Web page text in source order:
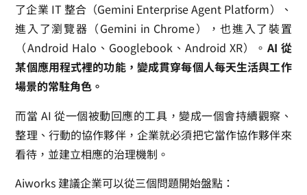
了企業 IT 整合（Gemini Enterprise Agent Platform）、
進入了瀏覽器（Gemini in Chrome），也進入了裝置
（Android Halo、Googlebook、Android XR）。 AI 從
某個應用程式裡的功能，變成貫穿每個人每天生活與工作
場景的常駐角色。
而當 AI 從一個被動回應的工具，變成一個會持續觀察、
整理、行動的協作夥伴，企業就必須把它當作協作夥伴來
看待，並建立相應的治理機制。
Aiworks 建議企業可以從三個問題開始盤點：